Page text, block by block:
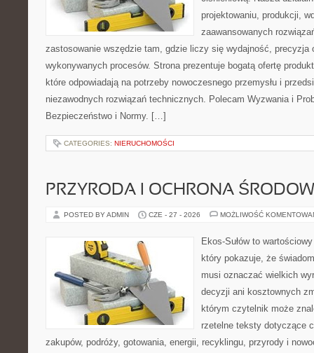
projektowaniu, produkcji,
zaawansowanych
zastosowanie wszędzie tam, gdzie liczy się wydajność, precyzja
wykonywanych procesów. Strona prezentuje bogatą ofertę
które odpowiadają na potrzeby nowoczesnego przemysłu i
niezawodnych rozwiązań technicznych. Polecam Wyzwania i
Bezpieczeństwo i Normy. […]
CATEGORIES: NIERUCHOMOŚCI
PRZYRODA I OCHRONA
POSTED BY ADMIN CZE - 27 - 2026 MOŻLIWOŚĆ
Ekos-Sułów to
który pokazuje, że
musi oznaczać wielkich
decyzji ani kosztownych
którym czytelnik może
rzetelne teksty dotyczące
zakupów, podróży, gotowania, energii, recyklingu, przyrody i